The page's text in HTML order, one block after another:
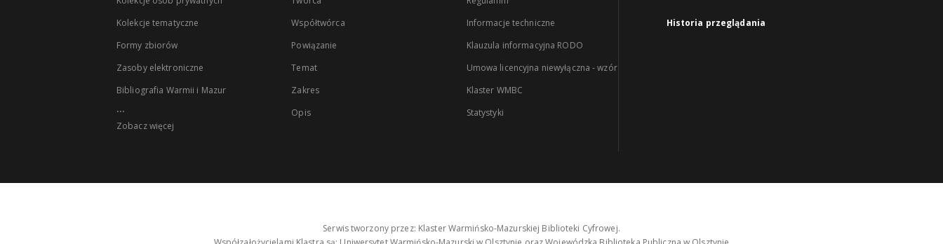
Kolekcje tematyczne
Formy zbiorów
Zasoby elektroniczne
Bibliografia Warmii i Mazur
...
Zobacz więcej
Współtwórca
Powiązanie
Temat
Zakres
Opis
Informacje techniczne
Klauzula informacyjna RODO
Umowa licencyjna niewyłączna - wzór
Klaster WMBC
Statystyki
Historia przeglądania
Serwis tworzony przez: Klaster Warmińsko-Mazurskiej Biblioteki Cyfrowej.